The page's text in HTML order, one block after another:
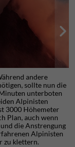
andere
sollte nun die
unterboten
Alpinisten
3000 Höhemeter
Plan, auch wenn
die Anstrengung
Alpinisten
zu klettern.